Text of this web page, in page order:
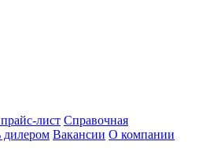
лист Справочная
дилером Вакансии О компании